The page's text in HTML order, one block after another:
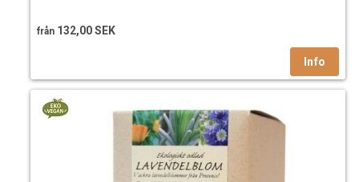
från 132,00 SEK